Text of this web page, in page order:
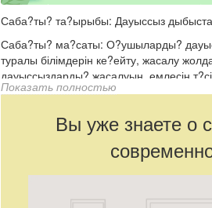
Саба?ты? та?ырыбы: Дауыссыз
Саба?ты? ма?саты: О?ушыларды?
туралы білімдерін ке?ейту, жасалу
дауыссыздарды? жасалуын, емлесін
Дауыссыз дыбыстар?а байланысты
ылы ойын, ?з бетімен ж?мыс жасату
ал?ан білімдерін бекітуге жа?дай жасау;
Т?ртіпті, жолдастарымен досты?
Показать полностью
Вы уже знаете о